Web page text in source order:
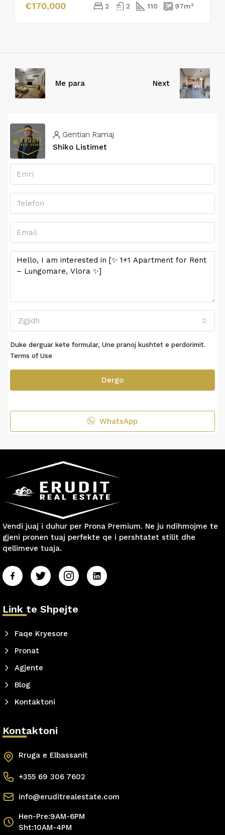
€170,000 2 2 110 97m²
Me para Next
Gentian Ramaj
Shiko Listimet
Zgjidh
Duke derguar kete formular, Une pranoj kushtet e perdorimit.
Terms of Use
Dergo
WhatsApp
Vendi juaj i duhur per Prona Premium. Ne ju ndihmojme te
gjeni pronen tuaj perfekte qe i pershtatet stilit dhe
qellimeve tuaja.
Link te Shpejte
Faqe Kryesore
Pronat
Agjente
Blog
Kontaktoni
Kontaktoni
Rruga e Elbassanit
+355 69 306 7602
info@eruditrealestate.com
Hen-Pre:9AM-6PM
Sht:10AM-4PM